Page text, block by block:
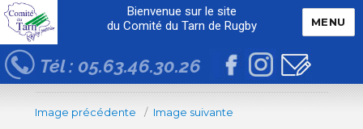
Bienvenue sur le site
du Comité du Tarn de Rugby
Tél : 05.63.46.30.26
MENU
Image précédente Image suivante